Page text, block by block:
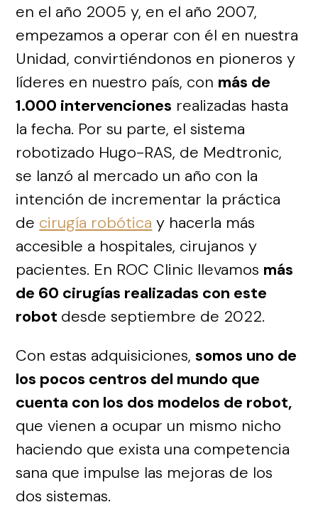
en el año 2005 y, en el año 2007,
empezamos a operar con él en nuestra
Unidad, convirtiéndonos en pioneros y
líderes en nuestro país, con más de
1.000 intervenciones realizadas hasta
la fecha. Por su parte, el sistema
robotizado Hugo-RAS, de Medtronic,
se lanzó al mercado un año con la
intención de incrementar la práctica
de cirugía robótica y hacerla más
accesible a hospitales, cirujanos y
pacientes. En ROC Clinic llevamos más
de 60 cirugías realizadas con este
robot desde septiembre de 2022.
Con estas adquisiciones,somos uno de
los pocos centros del mundo que
cuenta con los dos modelos de robot,
que vienen a ocupar un mismo nicho
haciendo que exista una competencia
sana que impulse las mejoras de los
dos sistemas.